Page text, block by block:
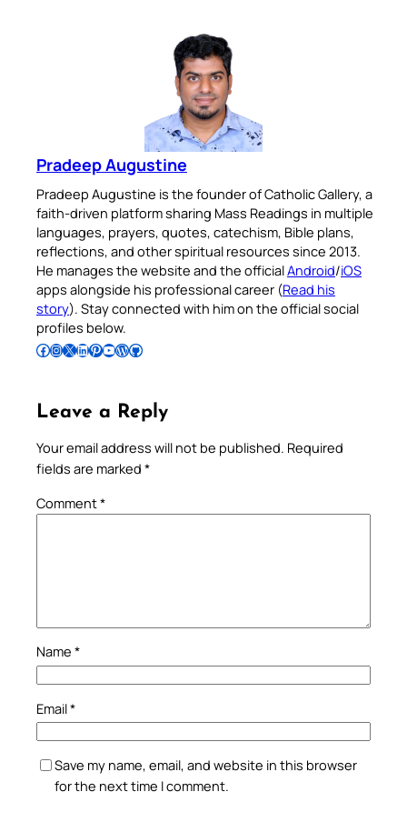
Pradeep Augustine
Pradeep Augustine is the founder of Catholic Gallery, a
faith-driven platform sharing Mass Readings in multiple
languages, prayers, quotes, catechism, Bible plans,
reflections, and other spiritual resources since 2013.
He manages the website and the officialAndroid/iOS
apps alongside his professional career (Read his
story). Stay connected with him on the official social
profiles below.
Follow Pradeep on Facebook Follow Pradeep on InstagramFollow Pradeep on X Follow Pradeep on LinkedIn Follow Pradeep on Pinterest Subscribe to Pradeep’s Youtube Channel Follow Pradeep on WordPress Follow Pradeep on GitHub
Leave a Reply
Your email address will not be published. Required
fields are marked *
Comment*
Name *
Email*
Save my name, email, and website in this browser
for the next time I comment.